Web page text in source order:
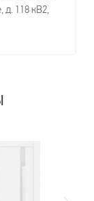
118 кВ2,